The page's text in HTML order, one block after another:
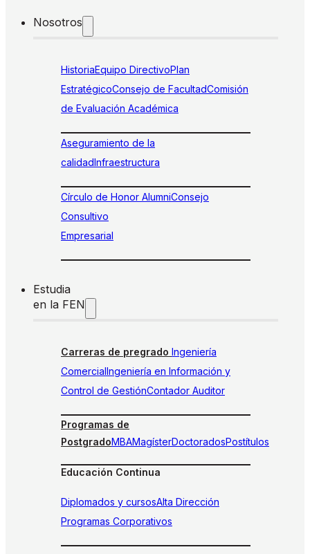
Nosotros
HistoriaEquipo DirectivoPlan
EstratégicoConsejo de FacultadComisión
de Evaluación Académica
Aseguramiento de la
calidadInfraestructura
Círculo de Honor AlumniConsejo
Consultivo
Empresarial
Estudia
en la FEN
Carreras de pregrado Ingeniería
ComercialIngeniería en Información y
Control de GestiónContador Auditor
Programas de
PostgradoMBAMagísterDoctoradosPostítulos
Educación Continua
Diplomados y cursosAlta Dirección
Programas Corporativos